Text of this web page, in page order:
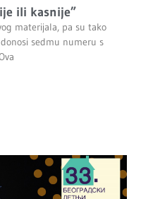
ili kasnije”
materijala, pa su tako
sedmu numeru s